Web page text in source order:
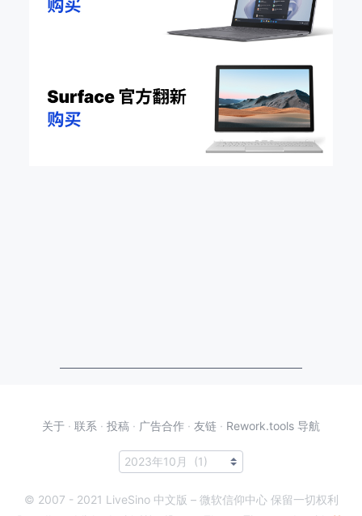
关于 · 联系 · 投稿 · 广告合作 · 友链 · Rework.tools 导航
© 2007 - 2021 LiveSino 中文版 – 微软信仰中心 保留一切权利